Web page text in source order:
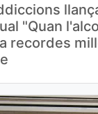
"Quan
recordes